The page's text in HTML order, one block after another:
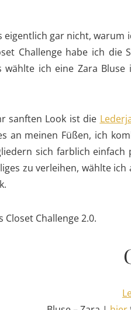
eigentlich gar nicht, warum
Challenge habe ich die
ich eine Zara
sanften Look ist die
an meinen Füßen, ich
sich farblich einfach
zu verleihen, wählte ich
Closet Challenge 2.0.